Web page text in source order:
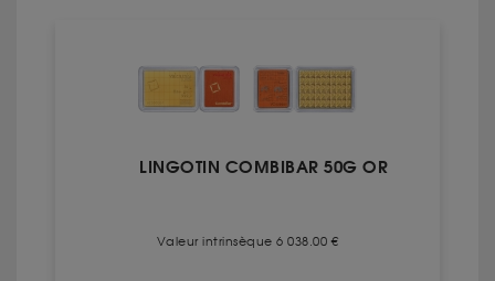
LINGOTIN COMBIBAR 50G OR
Valeur intrinsèque 6 038.00 €